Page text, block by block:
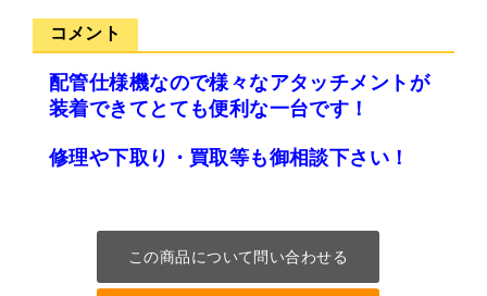
コメント
配管仕様機なので様々なアタッチメントが
装着できてとても便利な一台です！
修理や下取り・買取等も御相談下さい！
この商品について問い合わせる